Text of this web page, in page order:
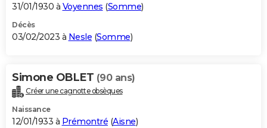
31/01/1930 à Voyennes (Somme)
Décès
03/02/2023 à Nesle (Somme)
Simone OBLET (90 ans)
Créer une cagnotte obsèques
Naissance
12/01/1933 à Prémontré (Aisne)